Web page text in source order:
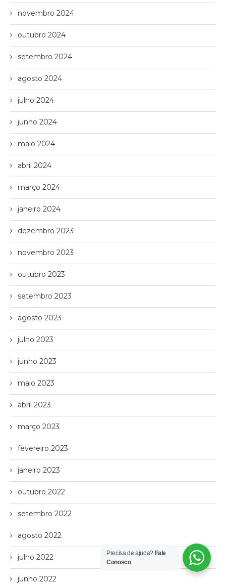
novembro 2024
outubro 2024
setembro 2024
agosto 2024
julho 2024
junho 2024
maio 2024
abril 2024
março 2024
janeiro 2024
dezembro 2023
novembro 2023
outubro 2023
setembro 2023
agosto 2023
julho 2023
junho 2023
maio 2023
abril 2023
março 2023
fevereiro 2023
janeiro 2023
outubro 2022
setembro 2022
agosto 2022
julho 2022
junho 2022
Precisa de ajuda? Fale
Conosco